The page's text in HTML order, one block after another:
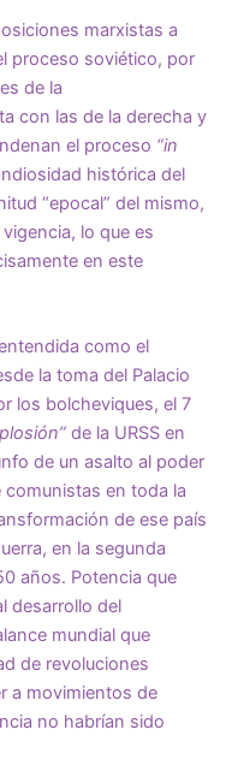
marxistas a
proceso soviético, por
de la
con las de la derecha y
el proceso “in
histórica del
“epocal” del mismo,
lo que es
en este
como el
la toma del Palacio
los bolcheviques, el 7
de la URSS en
de un asalto al poder
en toda la
de ese país
en la segunda
años. Potencia que
desarrollo del
mundial que
de revoluciones
a movimientos de
no habrían sido